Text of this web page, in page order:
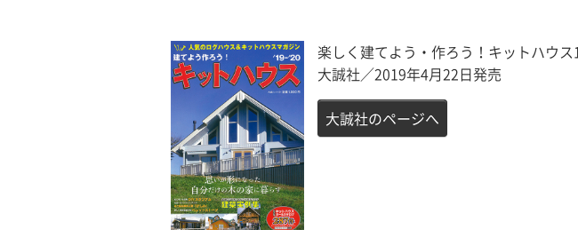
楽しく建てよう・作ろう！キットハウス
大誠社／2019年4月22日発売
大誠社のページへ